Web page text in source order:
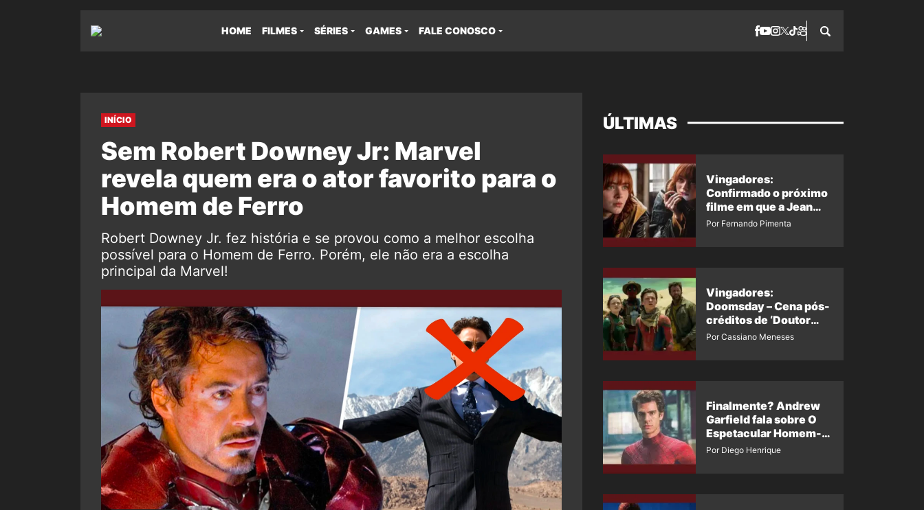
HOME FILMES SÉRIES GAMES FALE CONOSCO
INÍCIO
Sem Robert Downey Jr: Marvel
revela quem era o ator favorito para o
Homem de Ferro
Robert Downey Jr. fez história e se provou como a melhor escolha
possível para o Homem de Ferro. Porém, ele não era a escolha
principal da Marvel!
ÚLTIMAS
Vingadores:
Confirmado o próximo
filme em que a Jean
Grey irá aparecer
Por Fernando Pimenta
Vingadores:
Doomsday – Cena pós-
créditos de ‘Doutor
Destino’ é revelada
Por Cassiano Meneses
Finalmente? Andrew
Garfield fala sobre O
Espetacular Homem-
Aranha 3
Por Diego Henrique